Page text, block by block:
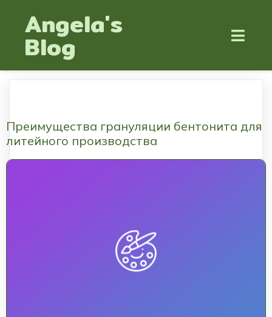
Angela's
Blog
Преимущества грануляции бентонита для
литейного производства